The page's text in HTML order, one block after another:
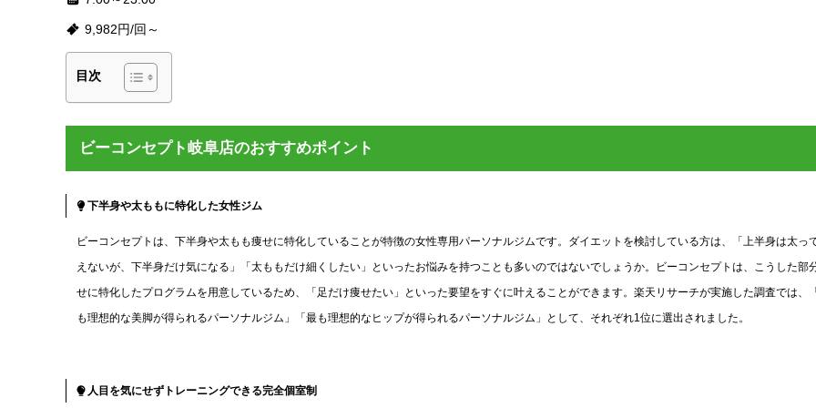
9,982円/回～
目次
ビーコンセプト岐阜店のおすすめポイント
下半身や太ももに特化した女性ジム
ビーコンセプトは、下半身や太もも痩せに特化していることが特徴の女性専用パーソナルジムです。ダイエットを検討している方は、「上半身は太っ
えないが、下半身だけ気になる」「太ももだけ細くしたい」といったお悩みを持つことも多いのではないでしょうか。ビーコンセプトは、こうした部
せに特化したプログラムを用意しているため、「足だけ痩せたい」といった要望をすぐに叶えることができます。楽天リサーチが実施した調査では、
も理想的な美脚が得られるパーソナルジム」「最も理想的なヒップが得られるパーソナルジム」として、それぞれ1位に選出されました。
人目を気にせずトレーニングできる完全個室制